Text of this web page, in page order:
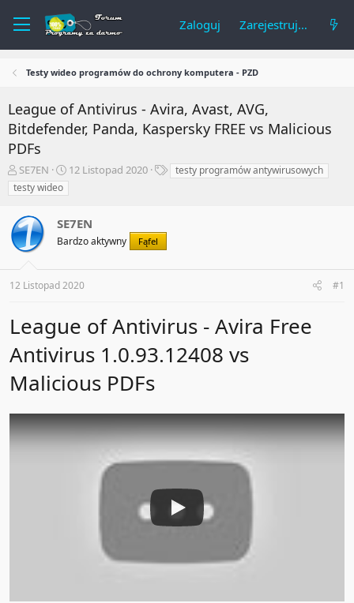
Zaloguj Zarejestruj się
Testy wideo programów do ochrony komputera - PZD
League of Antivirus - Avira, Avast, AVG,
Bitdefender, Panda, Kaspersky FREE vs Malicious
PDFs
A
u
t
r
t
e
m
a
SE7EN
R
o
c
ę
t
12 Listopad 2020
Ttesty programów antywirusowych
testy wideo
SE7EN
Bardzo aktywny Fąfel
12 Listopad 2020 #1
League of Antivirus - Avira Free
Antivirus 1.0.93.12408 vs
Malicious PDFs